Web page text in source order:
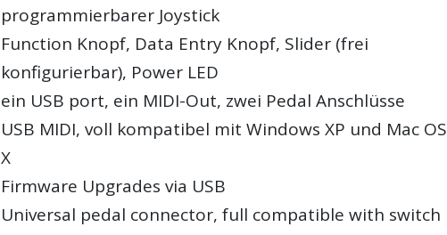
programmierbarer Joystick
Function Knopf, Data Entry Knopf, Slider (frei
konfigurierbar), Power LED
ein USB port, ein MIDI-Out, zwei Pedal Anschlüsse
USB MIDI, voll kompatibel mit Windows XP und Mac OS
X
Firmware Upgrades via USB
Universal pedal connector, full compatible with switch